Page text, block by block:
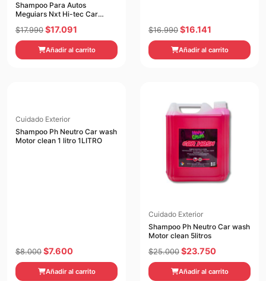
Shampoo Para Autos
Meguiars Nxt Hi-tec Car
$17.990 El
precio
original
$17.091
precio
actual
Añadir al carrito
$16.990 El
precio
original
$16.141
precio
actual
Añadir al carrito
Cuidado Exterior
Shampoo Ph Neutro Car wash
Motor clean 1 litro 1LITRO
$8.000 El
precio
original
$7.600El
precio
actual
Añadir al carrito
Cuidado Exterior
Shampoo Ph Neutro Car wash
Motor clean 5litros
$25.000 El
precio
original
$23.750El
precio
actual
Añadir al carrito